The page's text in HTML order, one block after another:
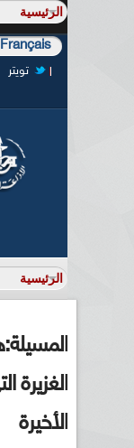
Français
تويتر
الأخيرة